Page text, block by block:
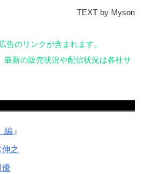
TEXT by Myson
告のリンクが含まれます。
最新の販売状況や配信状況は各社サ
編』
之
優